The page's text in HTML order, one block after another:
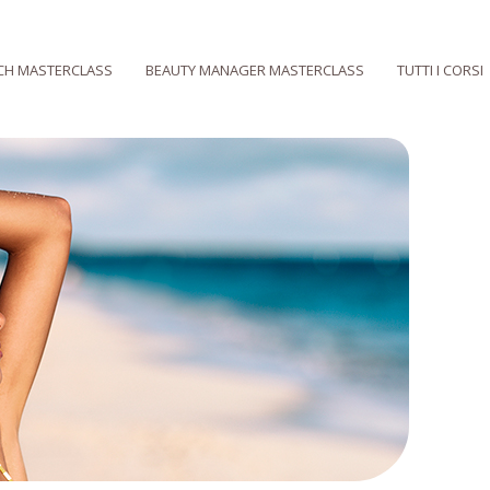
MASTERCLASS BEAUTY MANAGER MASTERCLASS TUTTI I CORSI